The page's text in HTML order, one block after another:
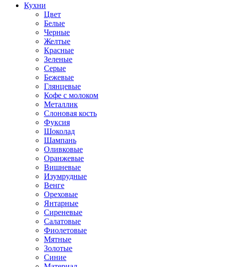
Кухни
Цвет
Белые
Черные
Желтые
Красные
Зеленые
Серые
Бежевые
Глянцевые
Кофе с молоком
Металлик
Слоновая кость
Фуксия
Шоколад
Шампань
Оливковые
Оранжевые
Вишневые
Изумрудные
Венге
Ореховые
Янтарные
Сиреневые
Салатовые
Фиолетовые
Мятные
Золотые
Синие